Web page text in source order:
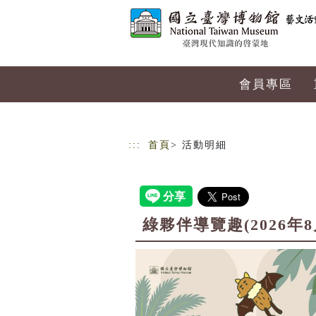
會員專區
::: 首頁 > 活動明細
綠夥伴導覽趣(2026年